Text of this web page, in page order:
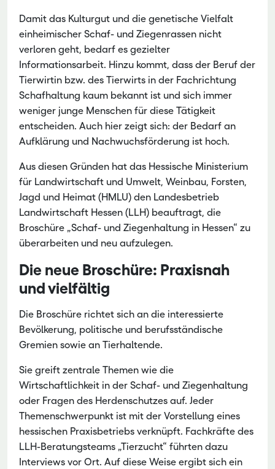
Damit das Kulturgut und die genetische Vielfalt
einheimischer Schaf- und Ziegenrassen nicht
verloren geht, bedarf es gezielter
Informationsarbeit. Hinzu kommt, dass der Beruf der
Tierwirtin bzw. des Tierwirts in der Fachrichtung
Schafhaltung kaum bekannt ist und sich immer
weniger junge Menschen für diese Tätigkeit
entscheiden. Auch hier zeigt sich: der Bedarf an
Aufklärung und Nachwuchsförderung ist hoch.
Aus diesen Gründen hat das Hessische Ministerium
für Landwirtschaft und Umwelt, Weinbau, Forsten,
Jagd und Heimat (HMLU) den Landesbetrieb
Landwirtschaft Hessen (LLH) beauftragt, die
Broschüre „Schaf- und Ziegenhaltung in Hessen“ zu
überarbeiten und neu aufzulegen.
Die neue Broschüre: Praxisnah
und vielfältig
Die Broschüre richtet sich an die interessierte
Bevölkerung, politische und berufsständische
Gremien sowie an Tierhaltende.
Sie greift zentrale Themen wie die
Wirtschaftlichkeit in der Schaf- und Ziegenhaltung
oder Fragen des Herdenschutzes auf. Jeder
Themenschwerpunkt ist mit der Vorstellung eines
hessischen Praxisbetriebs verknüpft. Fachkräfte des
LLH-Beratungsteams „Tierzucht“ führten dazu
Interviews vor Ort. Auf diese Weise ergibt sich ein